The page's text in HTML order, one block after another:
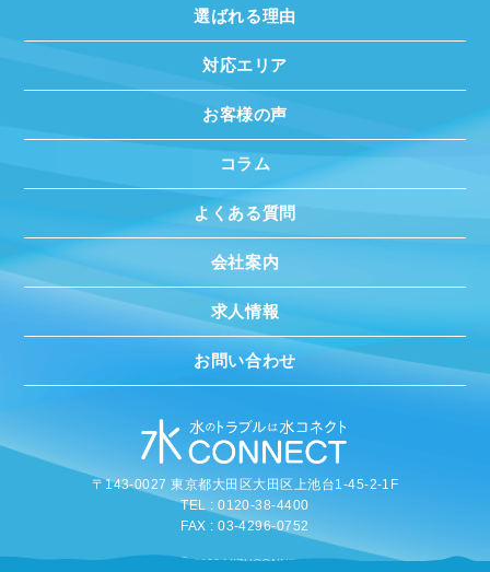
選ばれる理由
対応エリア
お客様の声
コラム
よくある質問
会社案内
求人情報
お問い合わせ
〒143-0027 東京都大田区大田区上池台1-45-2-1F
TEL : 0120-38-4400
FAX : 03-4296-0752
© 2020 MIZUCONNECT